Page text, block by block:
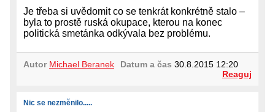
Je třeba si uvědomit co se tenkrát konkrétně stalo –
byla to prostě ruská okupace, kterou na konec
politická smetánka odkývala bez problému.
Autor Michael Beranek Datum a čas 30.8.2015 12:20
Reaguj
Nic se nezměnilo.....